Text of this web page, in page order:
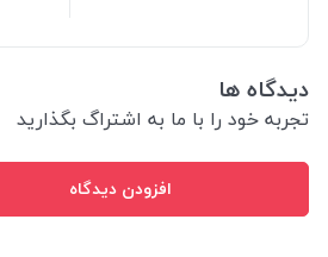
دیدگاه ها
تجربه خود را با ما به اشتراگ بگذارید
افزودن دیدگاه